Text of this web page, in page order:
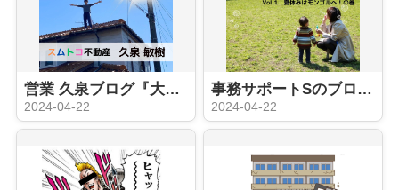
営業 久泉ブログ『大家さんへの道 ①』
2024-04-22
事務サポートSのブログ『え？日本にいながらにしてモンゴル旅？』
2024-04-22